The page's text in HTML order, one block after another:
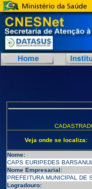
Veja onde se localiza:
Nome:
CAPS EURIPEDES
Nome Empresarial:
PREFEITURA MUNICIPAL DE
Logradouro: